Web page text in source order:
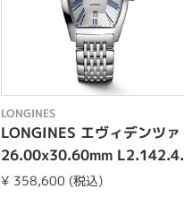
LONGINES
LONGINES エヴィデンツァ
26.00x30.60mm L2.142.4.
70.6
¥ 358,600 (税込)